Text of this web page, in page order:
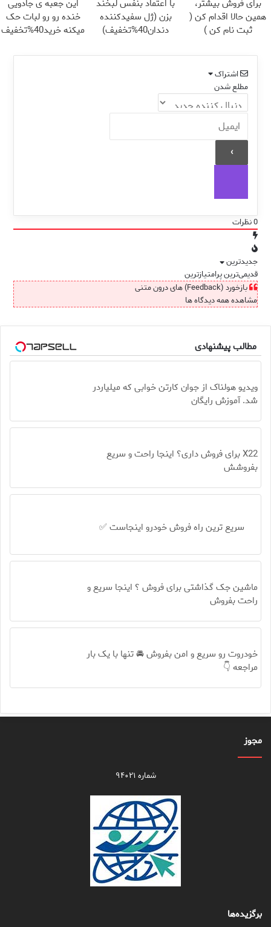
برای فروش بیشتر،
همین حالا اقدام کن (
ثبت نام کن )
با اعتماد بنفس لبخند
بزن (ژل سفیدکننده
دندان40%تخفیف)
این جعبه ی جادویی
خنده رو رو لبات حک
میکنه خرید40%تخفیف
اشتراک
مطلع شدن
0نظرات
جدیدترین
قدیمی‌ترینپرامتیازترین
بازخورد (Feedback) های درون متنی
مشاهده همه دیدگاه ها
مطالب پیشنهادی
ویدیو هولناک از جوان کارتن خوابی که میلیاردر
شد. آموزش رایگان
X22 برای فروش داری؟ اینجا راحت و سریع
بفروشش
سریع ترین راه فروش خودرو اینجاست ✅
ماشین جک گذاشتی برای فروش ؟ اینجا سریع و
راحت بفروش
خودروت رو سریع و امن بفروش 🚘 تنها با یک بار
مراجعه 👇
مجوز
شماره ۹۴۰۲۱
برگزیده‌ها